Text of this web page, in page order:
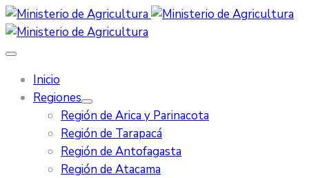
Inicio
Regiones
Región de Arica y Parinacota
Región de Tarapacá
Región de Antofagasta
Región de Atacama